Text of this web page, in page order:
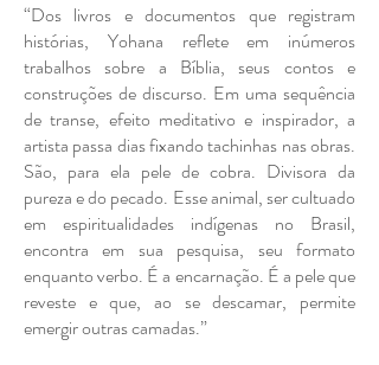
“Dos livros e documentos que registram
histórias, Yohana reflete em inúmeros
trabalhos sobre a Bíblia, seus contos e
construções de discurso. Em uma sequência
de transe, efeito meditativo e inspirador, a
artista passa dias fixando tachinhas nas obras.
São, para ela pele de cobra. Divisora da
pureza e do pecado. Esse animal, ser cultuado
em espiritualidades indígenas no Brasil,
encontra em sua pesquisa, seu formato
enquanto verbo. É a encarnação. É a pele que
reveste e que, ao se descamar, permite
emergir outras camadas.”